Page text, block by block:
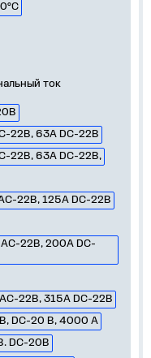
ток
22B, 63A DC-22B
22B, 63A DC-22B,
22B, 125A DC-22B
22B, 200A DC-
22B, 315A DC-22B
DC-20 B, 4000 A
DC-20B